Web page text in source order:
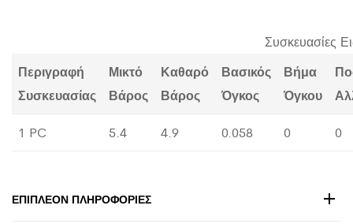
Συσκευασίες
Περιγραφή
Συσκευασίας
Μικτό
Βάρος
Καθαρό
Βάρος
Βασικός
Όγκος
Βήμα
Όγκου
1 PC 5.4 4.9 0.058 0 0
ΕΠΙΠΛΈΟΝ ΠΛΗΡΟΦΟΡΊΕΣ